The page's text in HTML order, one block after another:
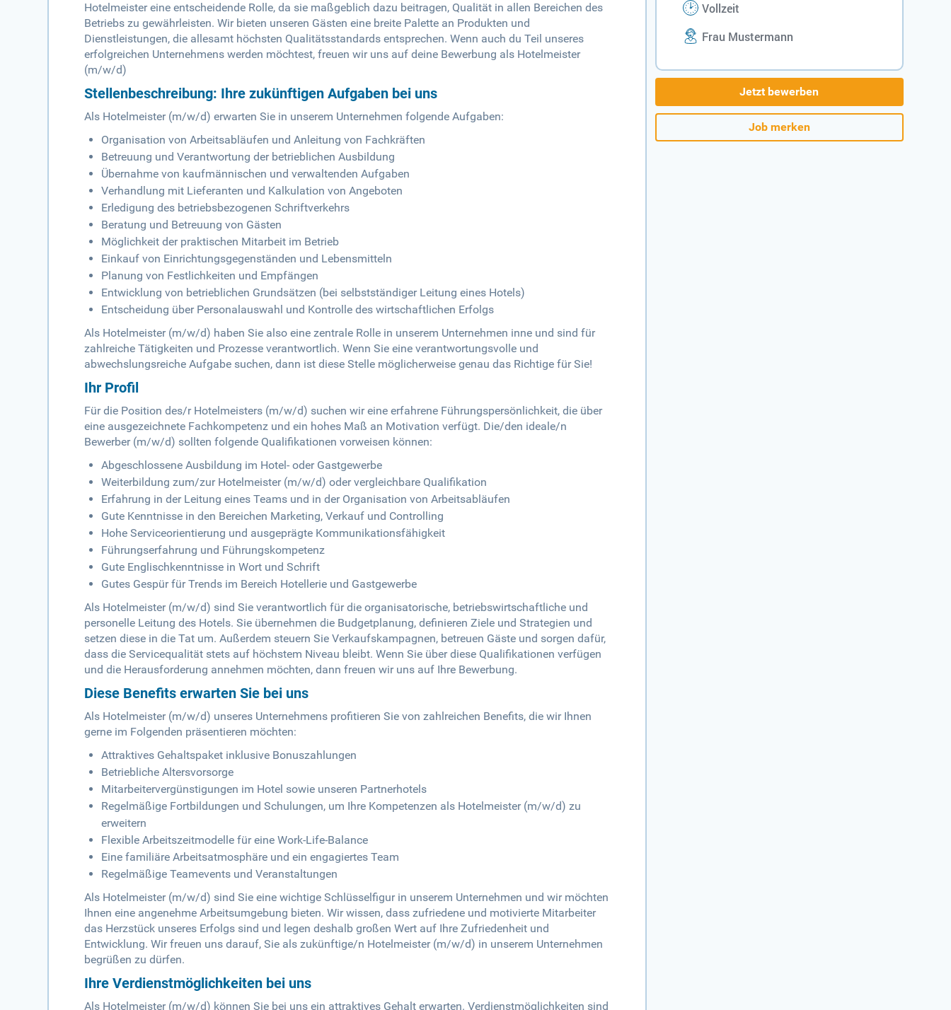
Hotelmeister eine entscheidende Rolle, da sie maßgeblich dazu beitragen, Qualität in allen Bereichen des
Betriebs zu gewährleisten. Wir bieten unseren Gästen eine breite Palette an Produkten und
Dienstleistungen, die allesamt höchsten Qualitätsstandards entsprechen. Wenn auch du Teil unseres
erfolgreichen Unternehmens werden möchtest, freuen wir uns auf deine Bewerbung als Hotelmeister
(m/w/d)
Stellenbeschreibung: Ihre zukünftigen Aufgaben bei uns
Als Hotelmeister (m/w/d) erwarten Sie in unserem Unternehmen folgende Aufgaben:
Organisation von Arbeitsabläufen und Anleitung von Fachkräften
Betreuung und Verantwortung der betrieblichen Ausbildung
Übernahme von kaufmännischen und verwaltenden Aufgaben
Verhandlung mit Lieferanten und Kalkulation von Angeboten
Erledigung des betriebsbezogenen Schriftverkehrs
Beratung und Betreuung von Gästen
Möglichkeit der praktischen Mitarbeit im Betrieb
Einkauf von Einrichtungsgegenständen und Lebensmitteln
Planung von Festlichkeiten und Empfängen
Entwicklung von betrieblichen Grundsätzen (bei selbstständiger Leitung eines Hotels)
Entscheidung über Personalauswahl und Kontrolle des wirtschaftlichen Erfolgs
Als Hotelmeister (m/w/d) haben Sie also eine zentrale Rolle in unserem Unternehmen inne und sind für
zahlreiche Tätigkeiten und Prozesse verantwortlich. Wenn Sie eine verantwortungsvolle und
abwechslungsreiche Aufgabe suchen, dann ist diese Stelle möglicherweise genau das Richtige für Sie!
Ihr Profil
Für die Position des/r Hotelmeisters (m/w/d) suchen wir eine erfahrene Führungspersönlichkeit, die über
eine ausgezeichnete Fachkompetenz und ein hohes Maß an Motivation verfügt. Die/den ideale/n
Bewerber (m/w/d) sollten folgende Qualifikationen vorweisen können:
Abgeschlossene Ausbildung im Hotel- oder Gastgewerbe
Weiterbildung zum/zur Hotelmeister (m/w/d) oder vergleichbare Qualifikation
Erfahrung in der Leitung eines Teams und in der Organisation von Arbeitsabläufen
Gute Kenntnisse in den Bereichen Marketing, Verkauf und Controlling
Hohe Serviceorientierung und ausgeprägte Kommunikationsfähigkeit
Führungserfahrung und Führungskompetenz
Gute Englischkenntnisse in Wort und Schrift
Gutes Gespür für Trends im Bereich Hotellerie und Gastgewerbe
Als Hotelmeister (m/w/d) sind Sie verantwortlich für die organisatorische, betriebswirtschaftliche und
personelle Leitung des Hotels. Sie übernehmen die Budgetplanung, definieren Ziele und Strategien und
setzen diese in die Tat um. Außerdem steuern Sie Verkaufskampagnen, betreuen Gäste und sorgen dafür,
dass die Servicequalität stets auf höchstem Niveau bleibt. Wenn Sie über diese Qualifikationen verfügen
und die Herausforderung annehmen möchten, dann freuen wir uns auf Ihre Bewerbung.
Diese Benefits erwarten Sie bei uns
Als Hotelmeister (m/w/d) unseres Unternehmens profitieren Sie von zahlreichen Benefits, die wir Ihnen
gerne im Folgenden präsentieren möchten:
Attraktives Gehaltspaket inklusive Bonuszahlungen
Betriebliche Altersvorsorge
Mitarbeitervergünstigungen im Hotel sowie unseren Partnerhotels
Regelmäßige Fortbildungen und Schulungen, um Ihre Kompetenzen als Hotelmeister (m/w/d) zu
erweitern
Flexible Arbeitszeitmodelle für eine Work-Life-Balance
Eine familiäre Arbeitsatmosphäre und ein engagiertes Team
Regelmäßige Teamevents und Veranstaltungen
Als Hotelmeister (m/w/d) sind Sie eine wichtige Schlüsselfigur in unserem Unternehmen und wir möchten
Ihnen eine angenehme Arbeitsumgebung bieten. Wir wissen, dass zufriedene und motivierte Mitarbeiter
das Herzstück unseres Erfolgs sind und legen deshalb großen Wert auf Ihre Zufriedenheit und
Entwicklung. Wir freuen uns darauf, Sie als zukünftige/n Hotelmeister (m/w/d) in unserem Unternehmen
begrüßen zu dürfen.
Ihre Verdienstmöglichkeiten bei uns
Als Hotelmeister (m/w/d) können Sie bei uns ein attraktives Gehalt erwarten. Verdienstmöglichkeiten sind
Vollzeit
Frau Mustermann
Jetzt bewerben
Job merken